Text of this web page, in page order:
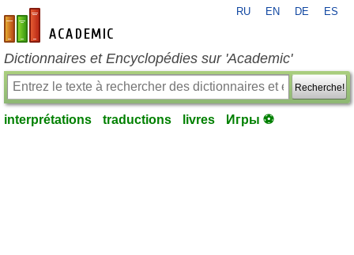
fr-academic.com
RU EN DE ES
Dictionnaires et Encyclopédies sur 'Academic'
Recherche!
interprétations traductions livres Игры ⚽